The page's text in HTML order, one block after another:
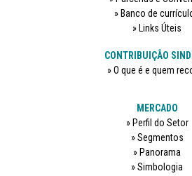
Banco de
Links Úteis
CONTRIBUIÇÃO
O que é e quem
MERCADO
Perfil do Setor
Segmentos
Panorama
Simbologia